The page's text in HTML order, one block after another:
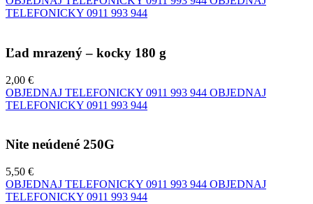
TELEFONICKY 0911 993 944
Ľad mrazený – kocky 180 g
2,00 €
OBJEDNAJ TELEFONICKY 0911 993 944 OBJEDNAJ
TELEFONICKY 0911 993 944
Nite neúdené 250G
5,50 €
OBJEDNAJ TELEFONICKY 0911 993 944 OBJEDNAJ
TELEFONICKY 0911 993 944